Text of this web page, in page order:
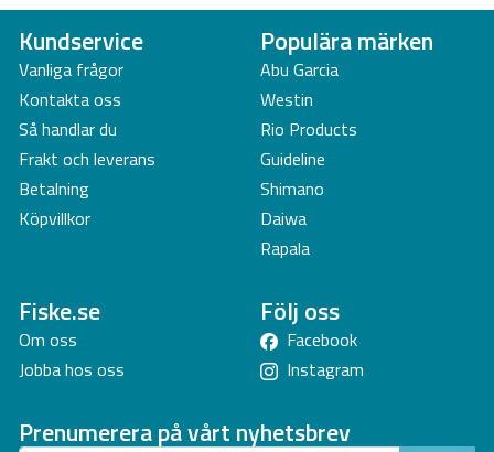
Kundservice
Vanliga frågor
Kontakta oss
Så handlar du
Frakt och leverans
Betalning
Köpvillkor
Populära märken
Abu Garcia
Westin
Rio Products
Guideline
Shimano
Daiwa
Rapala
Fiske.se
Om oss
Jobba hos oss
Följ oss
Facebook
Instagram
Prenumerera på vårt nyhetsbrev